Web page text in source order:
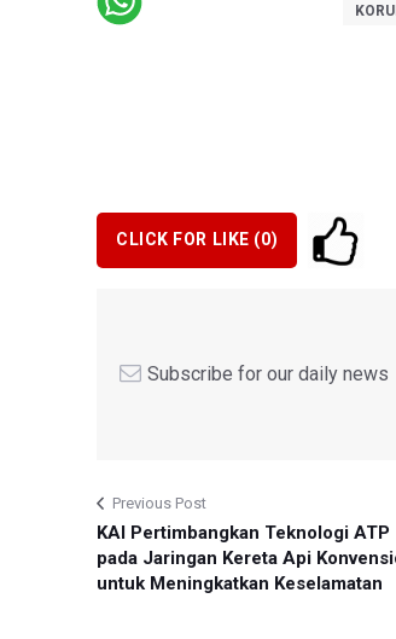
CLICK FOR LIKE (0)
Subscribe for our daily news
Previous Post
KAI Pertimbangkan Teknologi ATP
pada Jaringan Kereta Api
untuk Meningkatkan Keselamatan